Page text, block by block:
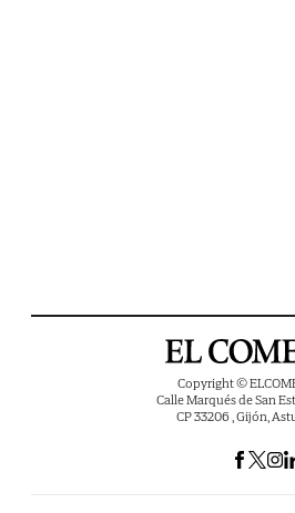
Copyright ©
Calle Marqués de San
CP 33206 , Gijón,